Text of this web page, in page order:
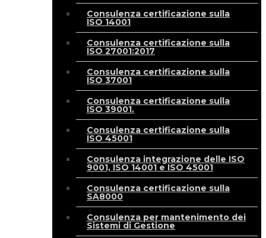
Consulenza certificazione sulla
ISO 14001
Consulenza certificazione sulla
ISO 27001:2017
Consulenza certificazione sulla
ISO 37001
Consulenza certificazione sulla
ISO 39001.
Consulenza certificazione sulla
ISO 45001
Consulenza integrazione delle ISO
9001, ISO 14001 e ISO 45001
Consulenza certificazione sulla
SA8000
Consulenza per mantenimento dei
Sistemi di Gestione